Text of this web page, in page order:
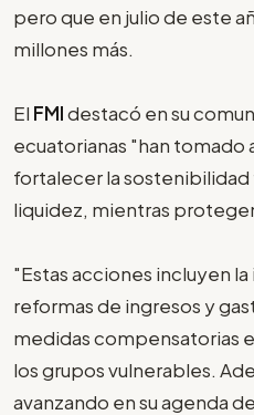
pero que en julio de este
millones más.
El FMIdestacó en su
ecuatorianas "han
fortalecer la sostenibilidad
liquidez, mientras
"Estas acciones incluyen
reformas de ingresos y
medidas compensatorias
los grupos vulnerables.
avanzando en su agenda